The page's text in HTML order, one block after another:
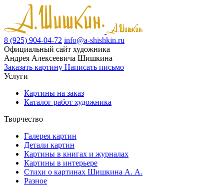
8 (925) 904-04-72 info@a-shishkin.ru
Официальный сайт художника
Андрея Алексеевича Шишкина
Заказать картину Написать письмо
Услуги
Картины на заказ
Каталог работ художника
Творчество
Галерея картин
Детали картин
Картины в книгах и журналах
Картины в интерьере
Стихи о картинах Шишкина А. А.
Разное